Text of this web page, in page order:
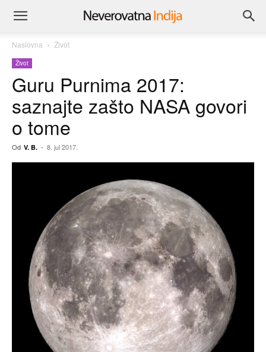
Naslovna Život
Život
Guru Purnima 2017:
saznajte zašto NASA govori
o tome
Od V. B. - 8. jul 2017.